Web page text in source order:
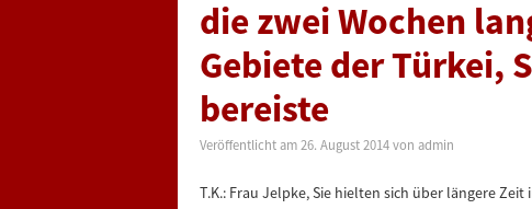
die zwei Wochen
Gebiete der Türkei,
bereiste
Veröffentlicht am 26. August 2014 von admin
T.K.: Frau Jelpke, Sie hielten sich über längere